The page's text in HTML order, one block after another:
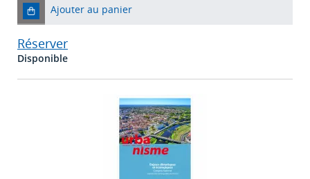
Ajouter au panier
Réserver
Disponible